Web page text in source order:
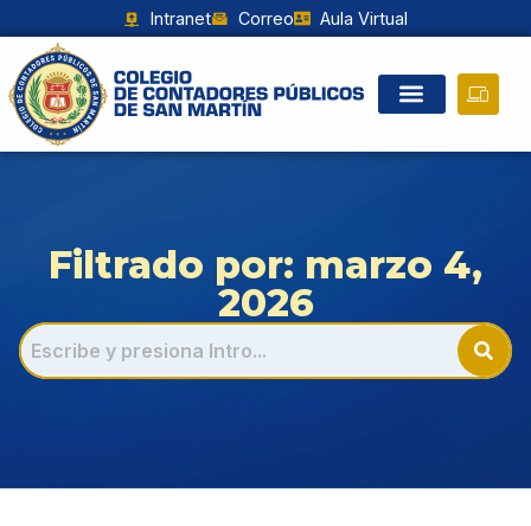
Intranet Correo Aula Virtual
Filtrado por: marzo 4,
2026